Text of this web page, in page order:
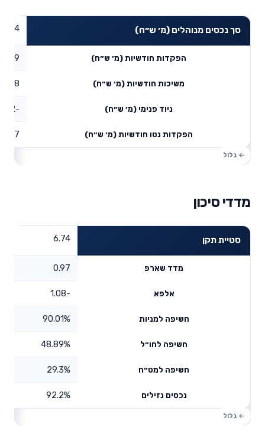
סך נכסים מנוהלים (מ׳ ש״ח)
הפקדות חודשיות (מ׳ ש״ח) 1.9
משיכות חודשיות (מ׳ ש״ח) 0.48
ניוד פנימי (מ׳ ש״ח) -0.72
הפקדות נטו חודשיות (מ׳ ש״ח) 0.7
מדדי סיכון
סטיית תקן 6.74
מדד שארפ 0.97
אלפא -1.08
חשיפה למניות 90.01%
חשיפה לחו״ל 48.89%
חשיפה למט״ח 29.3%
נכסים נזילים 92.2%